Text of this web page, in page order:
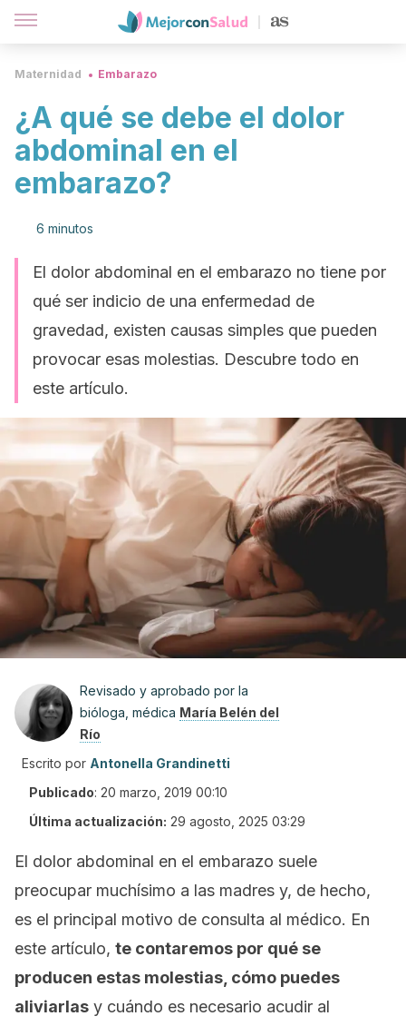
Maternidad Embarazo
¿A qué se debe el dolor
abdominal en el
embarazo?
6 minutos
El dolor abdominal en el embarazo no tiene por
qué ser indicio de una enfermedad de
gravedad, existen causas simples que pueden
provocar esas molestias. Descubre todo en
este artículo.
Revisado y aprobado por la
bióloga, médica María Belén del
Río
Escrito por Antonella Grandinetti
Publicado: 20 marzo, 2019 00:10
Última actualización: 29 agosto, 2025 03:29
El dolor abdominal en el embarazo suele
preocupar muchísimo a las madres y, de hecho,
es el principal motivo de consulta al médico. En
este artículo, te contaremos por qué se
producen estas molestias, cómo puedes
aliviarlas y cuándo es necesario acudir al